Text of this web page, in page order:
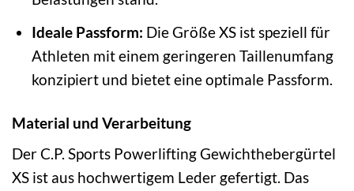
Ideale Passform: Die Größe XS ist speziell für
Athleten mit einem geringeren Taillenumfang
konzipiert und bietet eine optimale Passform.
Material und Verarbeitung
Der C.P. Sports Powerlifting Gewichthebergürtel
XS ist aus hochwertigem Leder gefertigt. Das